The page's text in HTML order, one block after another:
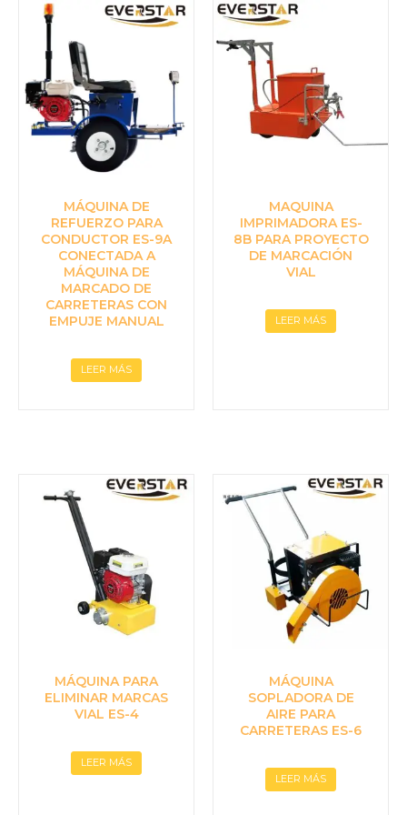
MÁQUINA DE
REFUERZO PARA
CONDUCTOR ES-9A
CONECTADA A
MÁQUINA DE
MARCADO DE
CARRETERAS CON
EMPUJE MANUAL
LEER MÁS
MAQUINA
IMPRIMADORA ES-
8B PARA PROYECTO
DE MARCACIÓN
VIAL
LEER MÁS
MÁQUINA PARA
ELIMINAR MARCAS
VIAL ES-4
LEER MÁS
MÁQUINA
SOPLADORA DE
AIRE PARA
CARRETERAS ES-6
LEER MÁS